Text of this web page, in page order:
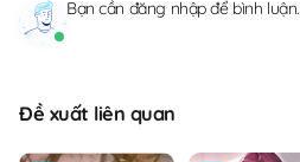
Bạn cần đăng nhậpđể bình luận.
Đề xuất liên quan